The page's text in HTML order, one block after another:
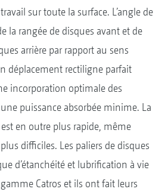
sur toute la surface. L’angle de
la rangée de disques avant et de
arrière par rapport au sens
déplacement rectiligne parfait
incorporation optimale des
puissance absorbée minime. La
en outre plus rapide, même
difficiles. Les paliers de disques
d’étanchéité et lubrification à vie
Catros et ils ont fait leurs